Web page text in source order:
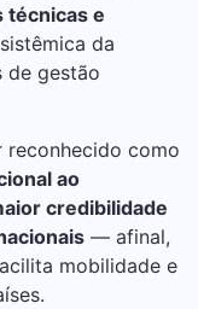
técnicas e
da
de gestão
reconhecido como
ao
credibilidade
— afinal,
mobilidade e